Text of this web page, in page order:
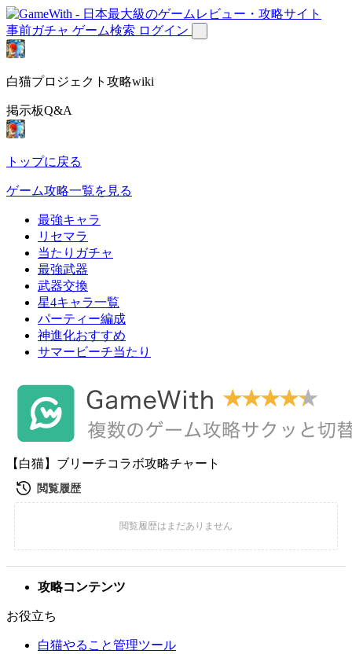
事前ガチャ ゲーム検索 ログイン
白猫プロジェクト攻略wiki
掲示板Q&A
トップに戻る
ゲーム攻略一覧を見る
最強キャラ
リセマラ
当たりガチャ
最強武器
武器交換
星4キャラ一覧
パーティー編成
神進化おすすめ
サマービーチ当たり
【白猫】ブリーチコラボ攻略チャート
攻略コンテンツ
お役立ち
白猫やること管理ツール